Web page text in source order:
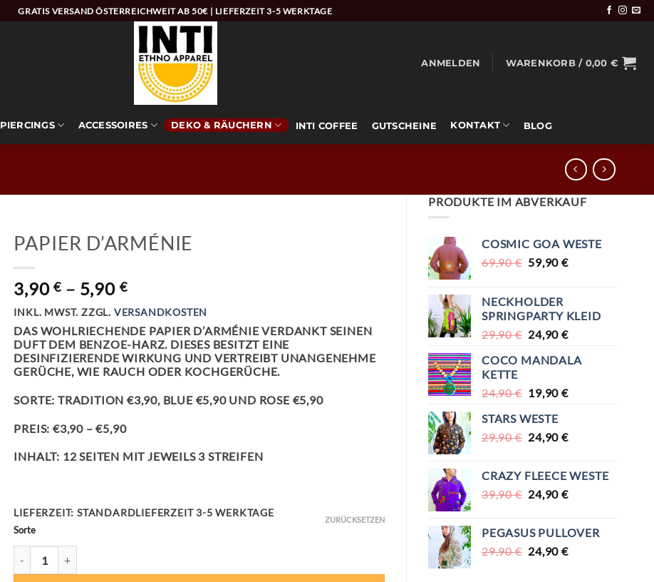
GRATIS VERSAND ÖSTERREICHWEIT AB 50€ | LIEFERZEIT 3-5 WERKTAGE
ANMELDEN WARENKORB / 0,00 €
PIERCINGS ACCESSOIRES DEKO & RÄUCHERN INTI COFFEE GUTSCHEINE KONTAKT BLOG
PRODUKTE IM ABVERKAUF
COSMIC GOA WESTE
69,90€ URSPRÜNGLICHER
69,90 €
59,90€AKTUELLER
NECKHOLDER
SPRINGPARTY KLEID
29,90€ URSPRÜNGLICHER
WAR:
24,90€AKTUELLER
IST:
COCO MANDALA
KETTE
24,90€ URSPRÜNGLICHER
WAR:
24,90 €
19,90€AKTUELLER
19,90 €.
STARS WESTE
29,90€ URSPRÜNGLICHER
29,90 €
24,90€AKTUELLER
24,90 €.
CRAZY FLEECE WESTE
39,90€ URSPRÜNGLICHER
39,90 €
24,90€AKTUELLER
24,90 €.
PEGASUS PULLOVER
29,90€ URSPRÜNGLICHER
24,90€AKTUELLER
PAPIER D’ARMÉNIE
3,90€ – 5,90 €
INKL. MWST. ZZGL. VERSANDKOSTEN
DAS WOHLRIECHENDE PAPIER D’ARMÉNIE VERDANKT SEINEN
DUFT DEM BENZOE-HARZ. DIESES BESITZT EINE
DESINFIZIERENDE WIRKUNG UND VERTREIBT UNANGENEHME
GERÜCHE, WIE RAUCH ODER KOCHGERÜCHE.
SORTE: TRADITION €3,90, BLUE €5,90 UND ROSE €5,90
PREIS: €3,90 – €5,90
INHALT: 12 SEITEN MIT JEWEILS 3 STREIFEN
LIEFERZEIT: STANDARDLIEFERZEIT 3-5 WERKTAGE
Sorte
ZURÜCKSETZEN